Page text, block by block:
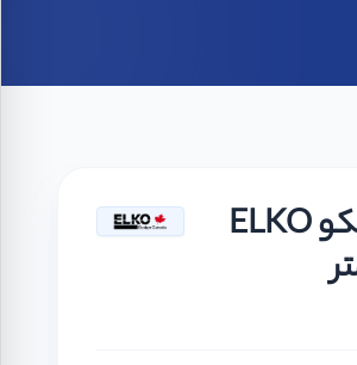
سیل مکانیکی فیبر و فنر نافی 120A برند الکو ELKO